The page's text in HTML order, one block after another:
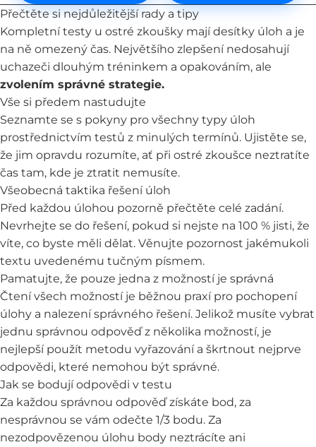
Přečtěte si nejdůležitější rady a tipy
Kompletní testy u ostré zkoušky mají desítky úloh a je
na ně omezený čas. Největšího zlepšení nedosahují
uchazeči dlouhým tréninkem a opakováním, ale
zvolením správné strategie.
Vše si předem nastudujte
Seznamte se s pokyny pro všechny typy úloh
prostřednictvím testů z minulých termínů. Ujistěte se,
že jim opravdu rozumíte, ať při ostré zkoušce neztratíte
čas tam, kde je ztratit nemusíte.
Všeobecná taktika řešení úloh
Před každou úlohou pozorně přečtěte celé zadání.
Nevrhejte se do řešení, pokud si nejste na 100 % jisti, že
víte, co byste měli dělat. Věnujte pozornost jakémukoli
textu uvedenému tučným písmem.
Pamatujte, že pouze jedna z možností je správná
Čtení všech možností je běžnou praxí pro pochopení
úlohy a nalezení správného řešení. Jelikož musíte vybrat
jednu správnou odpověď z několika možností, je
nejlepší použít metodu vyřazování a škrtnout nejprve
odpovědi, které nemohou být správné.
Jak se bodují odpovědi v testu
Za každou správnou odpověď získáte bod, za
nesprávnou se vám odečte 1/3 bodu. Za
nezodpovězenou úlohu body neztrácíte ani